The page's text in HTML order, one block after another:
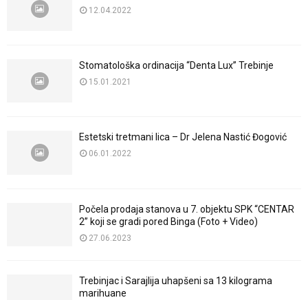
12.04.2022
Stomatološka ordinacija “Denta Lux” Trebinje
15.01.2021
Estetski tretmani lica – Dr Jelena Nastić Đogović
06.01.2022
Počela prodaja stanova u 7. objektu SPK “CENTAR
2” koji se gradi pored Binga (Foto + Video)
27.06.2023
Trebinjac i Sarajlija uhapšeni sa 13 kilograma
marihuane